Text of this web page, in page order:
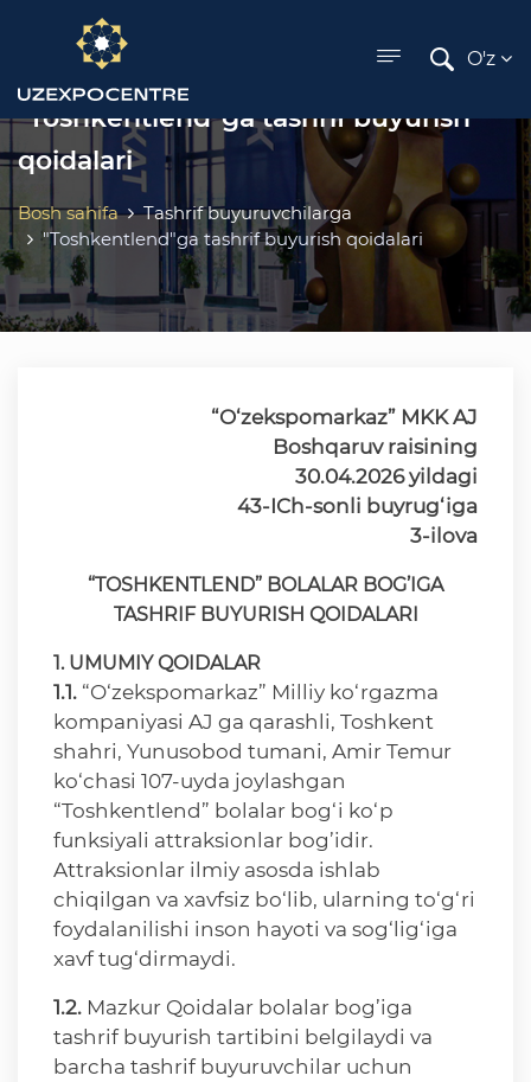
menu
O'z
"Toshkentlend"ga tashrif buyurish
qoidalari
Bosh sahifa
Tashrif buyuruvchilarga
"Toshkentlend"ga tashrif buyurish qoidalari
“O‘zekspomarkaz” MKK AJ
Boshqaruv raisining
30.04.2026 yildagi
43-ICh-sonli buyrug‘iga
3-ilova
“TOSHKENTLEND” BOLALAR BOG’IGA
TASHRIF BUYURISH QOIDALARI
1. UMUMIY QOIDALAR
1.1. “O‘zekspomarkaz” Milliy ko‘rgazma
kompaniyasi AJ ga qarashli, Toshkent
shahri, Yunusobod tumani, Amir Temur
ko‘chasi 107-uyda joylashgan
“Toshkentlend” bolalar bog‘i ko‘p
funksiyali attraksionlar bog’idir.
Attraksionlar ilmiy asosda ishlab
chiqilgan va xavfsiz bo‘lib, ularning to‘g‘ri
foydalanilishi inson hayoti va sog‘lig‘iga
xavf tug‘dirmaydi.
1.2. Mazkur Qoidalar bolalar bog’iga
tashrif buyurish tartibini belgilaydi va
barcha tashrif buyuruvchilar uchun